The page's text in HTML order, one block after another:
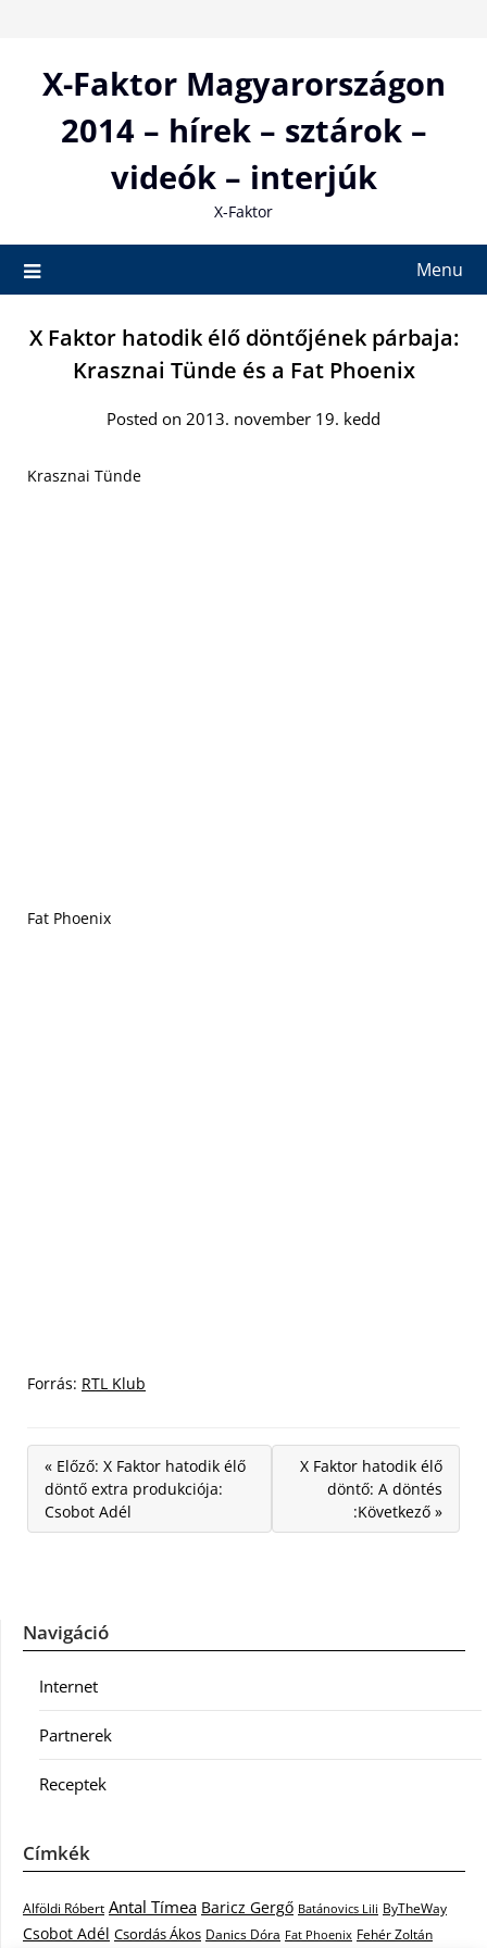
contentX-Faktor Magyarországon
2014 – hírek – sztárok –
videók – interjúk
X-Faktor
Menu
X Faktor hatodik élő döntőjének párbaja:
Krasznai Tünde és a Fat Phoenix
Posted on 2013. november 19. kedd
Krasznai Tünde
Fat Phoenix
Forrás: RTL Klub
« Előző: X Faktor hatodik élő
döntő extra produkciója:
Csobot Adél
X Faktor hatodik élő
döntő: A döntés
:Következő »
Navigáció
Internet
Partnerek
Receptek
Címkék
Alföldi Róbert Antal Tímea Baricz Gergő Batánovics Lili ByTheWay
Csobot Adél Csordás Ákos Danics Dóra Fat Phoenix Fehér Zoltán